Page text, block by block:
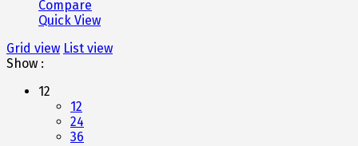
Compare
Quick View
Grid view List view
Show :
12
12
24
36